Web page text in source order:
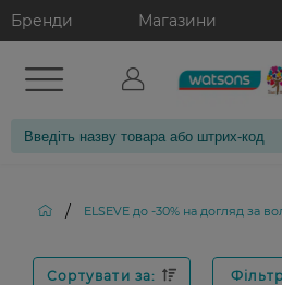
Бренди Магазини
/ ELSEVE до -30% на догляд за
Сортувати за: Фільтр